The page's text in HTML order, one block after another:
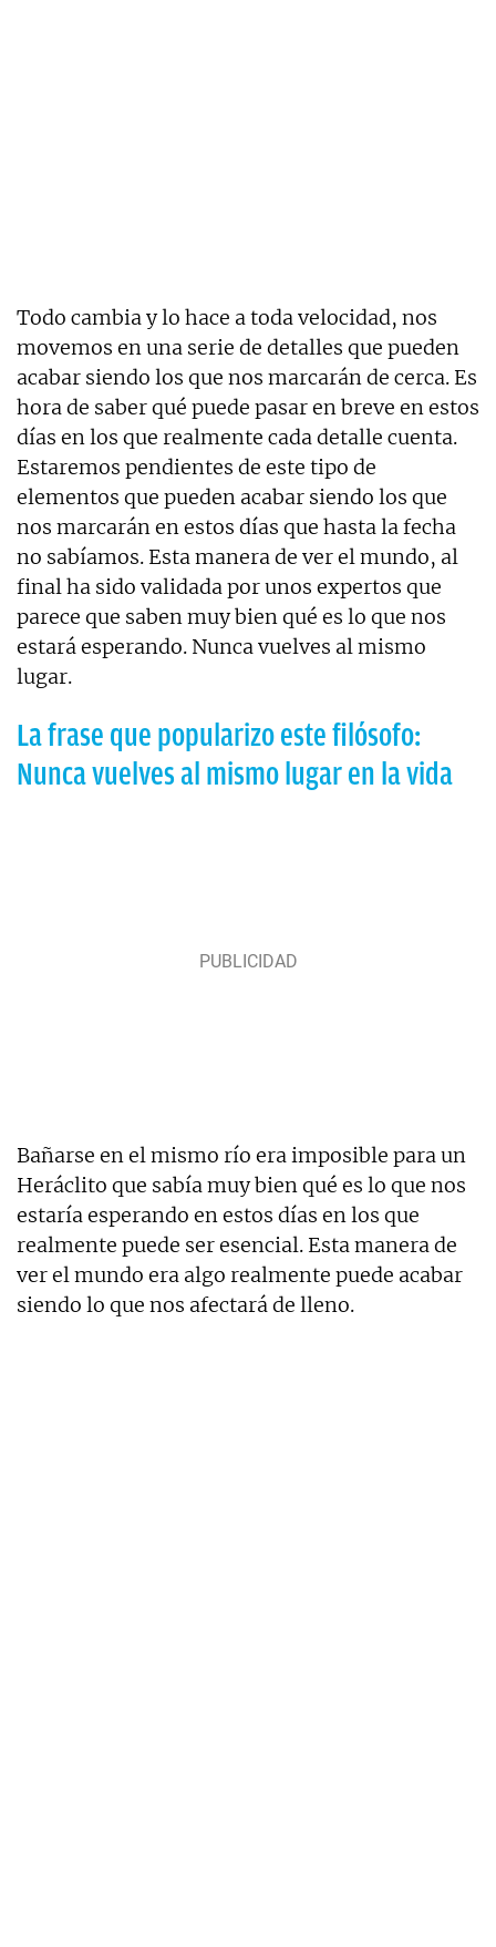
Todo cambia y lo hace a toda velocidad, nos
movemos en una serie de detalles que pueden
acabar siendo los que nos marcarán de cerca. Es
hora de saber qué puede pasar en breve en estos
días en los que realmente cada detalle cuenta.
Estaremos pendientes de este tipo de
elementos que pueden acabar siendo los que
nos marcarán en estos días que hasta la fecha
no sabíamos. Esta manera de ver el mundo, al
final ha sido validada por unos expertos que
parece que saben muy bien qué es lo que nos
estará esperando. Nunca vuelves al mismo
lugar.
La frase que popularizo este filósofo:
Nunca vuelves al mismo lugar en la vida
Bañarse en el mismo río era imposible para un
Heráclito que sabía muy bien qué es lo que nos
estaría esperando en estos días en los que
realmente puede ser esencial. Esta manera de
ver el mundo era algo realmente puede acabar
siendo lo que nos afectará de lleno.